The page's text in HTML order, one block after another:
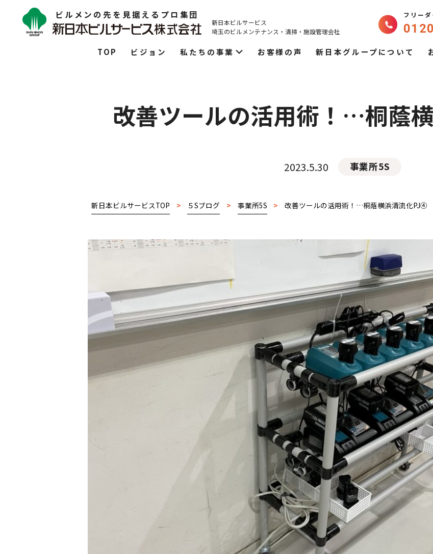
ビルメンの先を見据えるプロ集団
新日本ビルサービス
埼玉のビルメンテナンス・ 清掃・施設管理会社
フリー
TOP ビジョン 私たちの事業 お客様の声 新日本グループについて
改善ツールの活用術！…桐蔭
2023.5.30 事業所5S
新日本ビルサービスTOP > ５Sブログ > 事業所5S > 改善ツールの活用術！…桐蔭横浜清流化PJ④